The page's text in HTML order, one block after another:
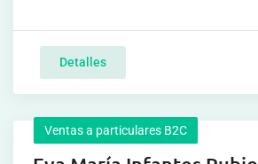
Detalles
Ventas a particulares B2C